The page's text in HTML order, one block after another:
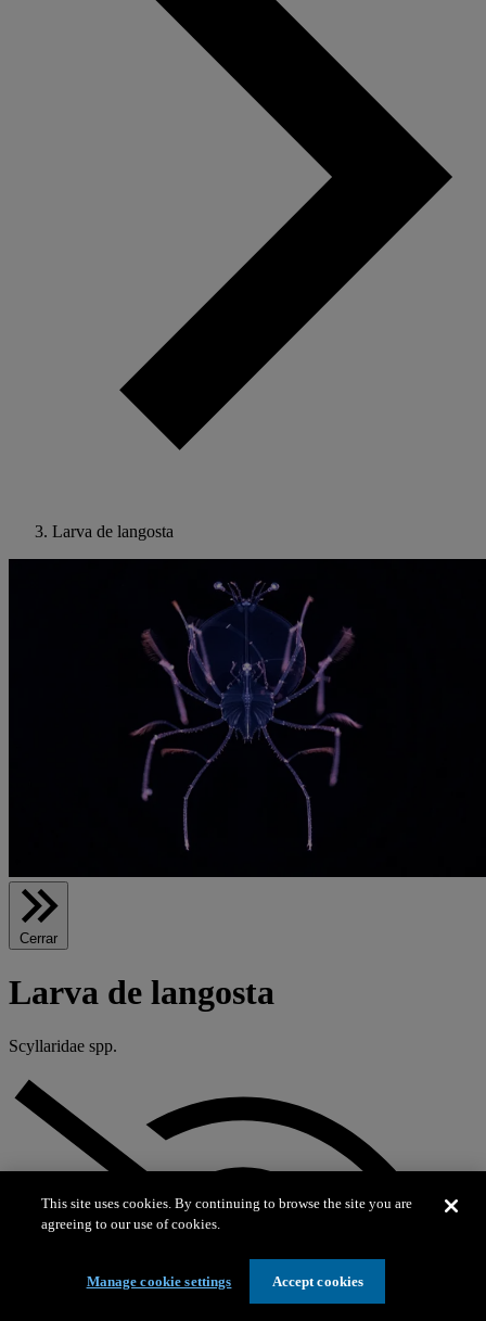
Larva de langosta
Cerrar
Larva de langosta
Scyllaridae spp.
This site uses cookies. By continuing to browse the site you are
agreeing to our use of cookies.
Manage cookie settings Accept cookies